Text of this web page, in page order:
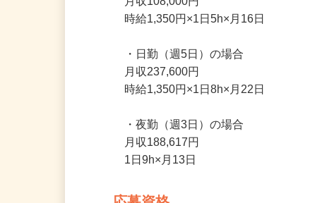
・日勤（週4日）の場合
時給1,350円×1日5h×月16日
・日勤（週5日）の場合
時給1,350円×1日8h×月22日
・夜勤（週3日）の場合
1日9h×月13日